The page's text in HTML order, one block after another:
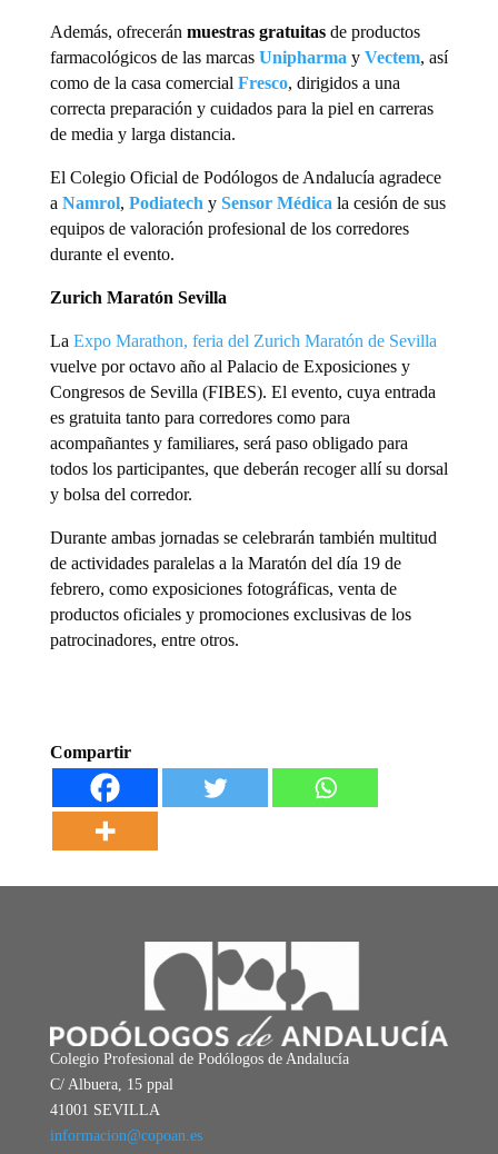
Además, ofrecerán muestras gratuitasde productos
farmacológicos de las marcas Unipharma y Vectem, así
como de la casa comercial Fresco, dirigidos a una
correcta preparación y cuidados para la piel en carreras
de media y larga distancia.
El Colegio Oficial de Podólogos de Andalucía agradece
a Namrol, Podiatech y Sensor Médica la cesión de sus
equipos de valoración profesional de los corredores
durante el evento.
Zurich Maratón Sevilla
La Expo Marathon, feria del Zurich Maratón de Sevilla
vuelve por octavo año al Palacio de Exposiciones y
Congresos de Sevilla (FIBES). El evento, cuya entrada
es gratuita tanto para corredores como para
acompañantes y familiares, será paso obligado para
todos los participantes, que deberán recoger allí su dorsal
y bolsa del corredor.
Durante ambas jornadas se celebrarán también multitud
de actividades paralelas a la Maratón del día 19 de
febrero, como exposiciones fotográficas, venta de
productos oficiales y promociones exclusivas de los
patrocinadores, entre otros.
Compartir
Colegio Profesional de Podólogos de Andalucía
C/ Albuera, 15 ppal
41001 SEVILLA
informacion@copoan.es